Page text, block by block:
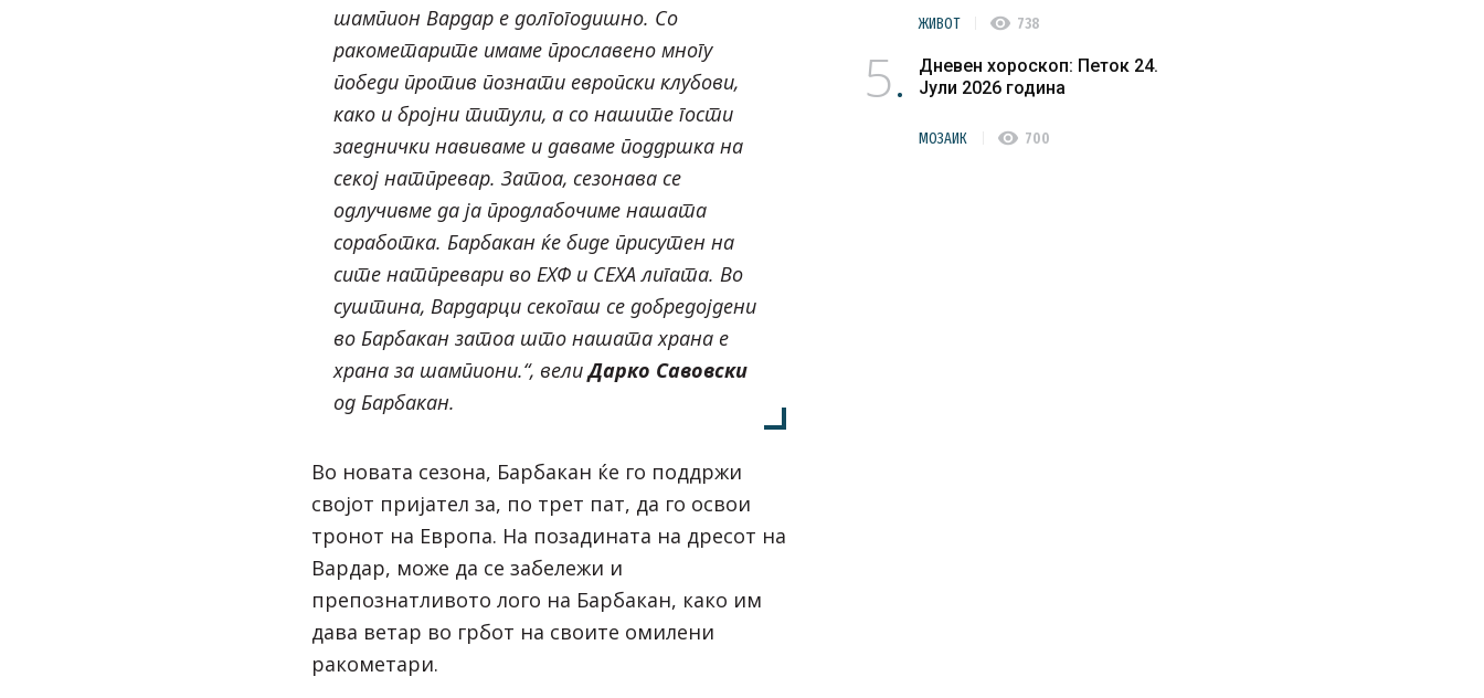
шампион Вардар е долгогодишно. Со
ракометарите имаме прославено многу
победи против познати европски клубови,
како и бројни титули, а со нашите гости
заеднички навиваме и даваме поддршка на
секој натпревар. Затоа, сезонава се
одлучивме да ја продлабочиме нашата
соработка. Барбакан ќе биде присутен на
сите натпревари во ЕХФ и СЕХА лигата. Во
суштина, Вардарци секогаш се добредојдени
во Барбакан затоа што нашата храна е
храна за шампиони.“, велиДарко Савовски
од Барбакан.
Во новата сезона, Барбакан ќе го поддржи
својот пријател за, по трет пат, да го освои
тронот на Европа. На позадината на дресот на
Вардар, може да се забележи и
препознатливото лого на Барбакан, како им
дава ветар во грбот на своите омилени
ракометари.
ЖИВОТ visibility 738
5
Дневен хороскоп: Петок 24.
Јули 2026 година
МОЗАИК visibility 700